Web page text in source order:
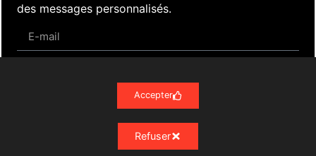
des messages personnalisés.
Évènements Presse
Accepter
Refuser